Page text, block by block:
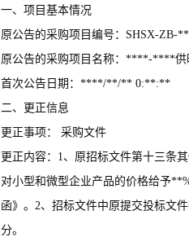
一、项目基本情况
原公告的采购项目编号：SHSX-ZB-
原公告的采购项目名称：****-****供
首次公告日期：****/**/** 0:**:**
二、更正信息
更正事项： 采购文件
更正内容：1、原招标文件第十三条
对小型和微型企业产品的价格给予
函》。2、招标文件中原提交投标
分。